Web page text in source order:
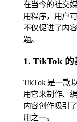
在当今的社交
用程序，用户
不仅促进了内
题。
1. TikTok 的
TikTok 是一款
用它来制作、
内容创作吸引
用之一。